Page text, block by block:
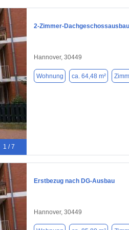
1 / 7
2-Zimmer-Dachgeschossausbau
Hannover, 30449
Wohnung ca. 64,48 m²
Erstbezug nach DG-Ausbau
Hannover, 30449